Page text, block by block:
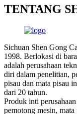
TENTANG
Sichuan Shen Gong
1998. Berlokasi di
adalah perusahaan
diri dalam penelitian,
pisau dan mata pisau
dari 20 tahun.
Produk inti
pemotong mesin,